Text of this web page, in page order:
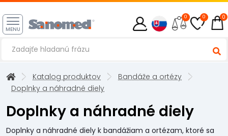
MENU
0 0 0
Katalog produktov
Bandáže a ortézy
Doplnky a náhradné diely
Doplnky a náhradné diely
Doplnky a náhradné diely k bandážiam a ortézam, ktoré sa